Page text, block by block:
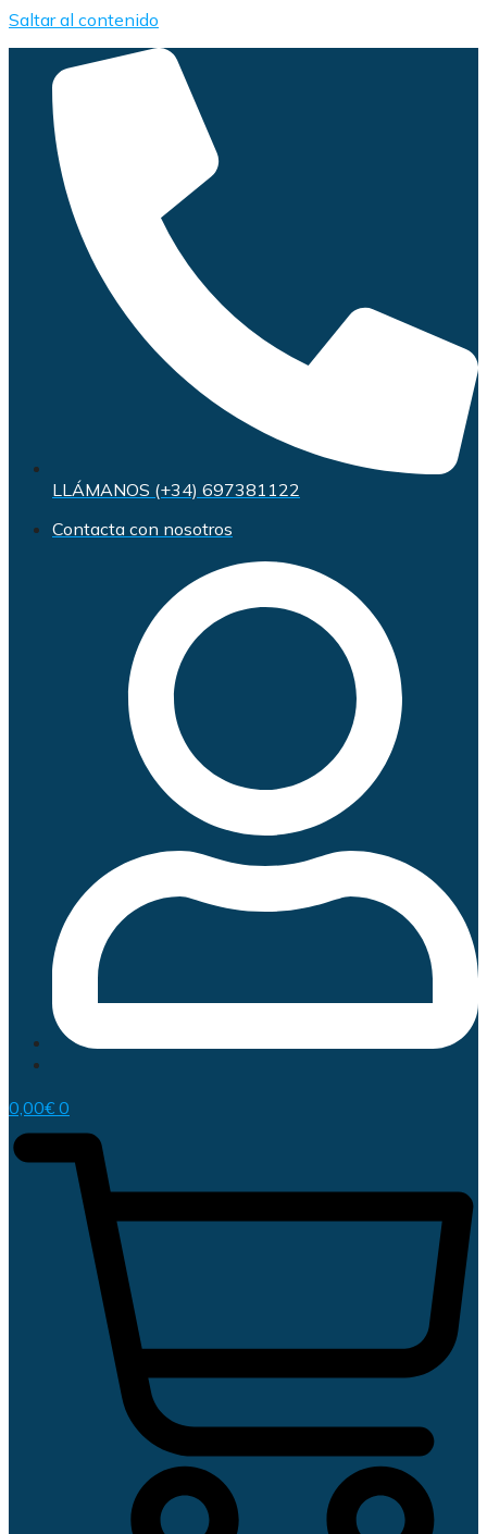
Saltar al contenido
LLÁMANOS (+34) 697381122
Contacta con nosotros
0,00€ 0